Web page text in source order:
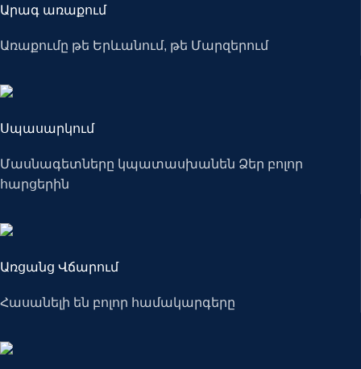
Արագ առաքում
Առաքումը թե Երևանում, թե Մարզերում
Սպասարկում
Մասնագետները կպատասխանեն Ձեր բոլոր
հարցերին
Առցանց Վճարում
Հասանելի են բոլոր համակարգերը